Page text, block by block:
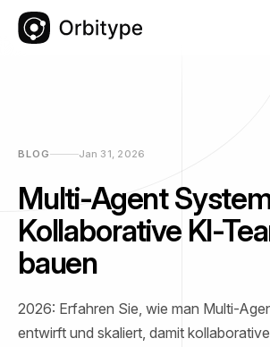
BLOG Jan 31, 2026
Multi-Agent
Kollaborative KI-
bauen
2026: Erfahren Sie, wie man Multi-
entwirft und skaliert, damit